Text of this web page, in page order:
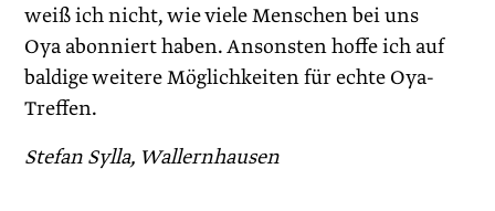
weiß ich nicht, wie viele Menschen bei uns
Oya abonniert haben. Ansonsten hoffe ich auf
baldige weitere Möglichkeiten für echte Oya-
Treffen.
Stefan Sylla, Wallernhausen